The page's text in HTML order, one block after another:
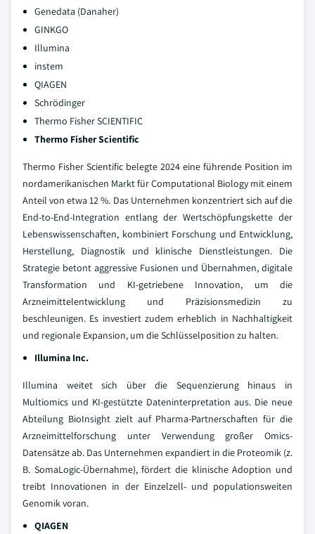
Genedata (Danaher)
GINKGO
Illumina
instem
QIAGEN
Schrödinger
Thermo Fisher SCIENTIFIC
Thermo Fisher Scientific
Thermo Fisher Scientific belegte 2024 eine führende Position im
nordamerikanischen Markt für Computational Biology mit einem
Anteil von etwa 12 %. Das Unternehmen konzentriert sich auf die
End-to-End-Integration entlang der Wertschöpfungskette der
Lebenswissenschaften, kombiniert Forschung und Entwicklung,
Herstellung, Diagnostik und klinische Dienstleistungen. Die
Strategie betont aggressive Fusionen und Übernahmen, digitale
Transformation und KI-getriebene Innovation, um die
Arzneimittelentwicklung und Präzisionsmedizin zu
beschleunigen. Es investiert zudem erheblich in Nachhaltigkeit
und regionale Expansion, um die Schlüsselposition zu halten.
Illumina Inc.
Illumina weitet sich über die Sequenzierung hinaus in
Multiomics und KI-gestützte Dateninterpretation aus. Die neue
Abteilung BioInsight zielt auf Pharma-Partnerschaften für die
Arzneimittelforschung unter Verwendung großer Omics-
Datensätze ab. Das Unternehmen expandiert in die Proteomik (z.
B. SomaLogic-Übernahme), fördert die klinische Adoption und
treibt Innovationen in der Einzelzell- und populationsweiten
Genomik voran.
QIAGEN